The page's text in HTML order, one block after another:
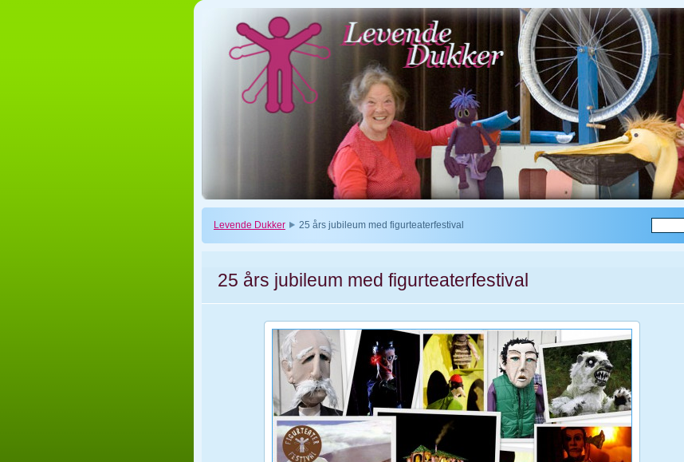
Levende Dukker 25 års jubileum med figurteaterfestival
25 års jubileum med figurteaterfestival